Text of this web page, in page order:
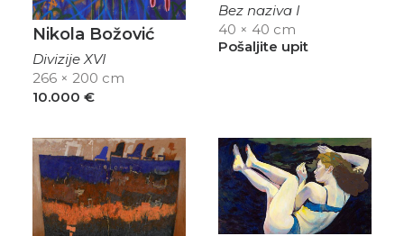
Nikola Božović
Divizije XVI
266 × 200 cm
10.000 €
Bez naziva I
40 × 40 cm
Pošaljite upit